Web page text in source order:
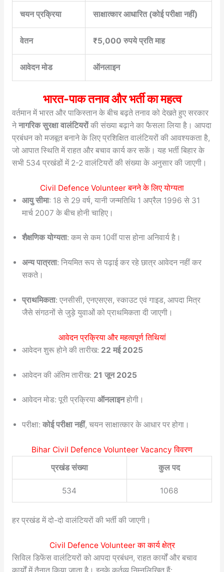
चयन प्रक्रिया साक्षात्कार आधारित (कोई परीक्षा नहीं)
वेतन ₹5,000 रुपये प्रति माह
आवेदन मोड ऑनलाइन
भारत-पाक तनाव और भर्ती का महत्व
वर्तमान में भारत और पाकिस्तान के बीच बढ़ते तनाव को देखते हुए सरकार
नेनागरिक सुरक्षा वालंटियरोंकी संख्या बढ़ाने का फैसला लिया है। आपदा
प्रबंधन को मजबूत बनाने के लिए प्रशिक्षित वालंटियरों की आवश्यकता है,
जो आपात स्थिति में राहत और बचाव कार्य कर सकें। यह भर्ती बिहार के
सभी 534 प्रखंडों में 2-2 वालंटियरों की संख्या के अनुसार की जाएगी।
Civil Defence Volunteer बनने के लिए योग्यता
आयु सीमा: 18 से 29 वर्ष, यानी जन्मतिथि 1 अप्रैल 1996 से 31
मार्च 2007 के बीच होनी चाहिए।
शैक्षणिक योग्यता: कम से कम 10वीं पास होना अनिवार्य है।
अन्य पात्रता: नियमित रूप से पढ़ाई कर रहे छात्र आवेदन नहीं कर
सकते।
प्राथमिकता: एनसीसी, एनएसएस, स्काउट एवं गाइड, आपदा मित्र
जैसे संगठनों से जुड़े युवाओं को प्राथमिकता दी जाएगी।
आवेदन प्रक्रिया और महत्वपूर्ण तिथियां
आवेदन शुरू होने की तारीख: 22 मई 2025
आवेदन की अंतिम तारीख: 21 जून 2025
आवेदन मोड: पूरी प्रक्रिया ऑनलाइनहोगी।
परीक्षा: कोई परीक्षा नहीं, चयन साक्षात्कार के आधार पर होगा।
Bihar Civil Defence Volunteer Vacancy विवरण
प्रखंड संख्या
कुल पद
534 1068
हर प्रखंड में दो-दो वालंटियरों की भर्ती की जाएगी।
Civil Defence Volunteer का कार्य क्षेत्र
सिविल डिफेंस वालंटियरों को आपदा प्रबंधन, राहत कार्यों और बचाव